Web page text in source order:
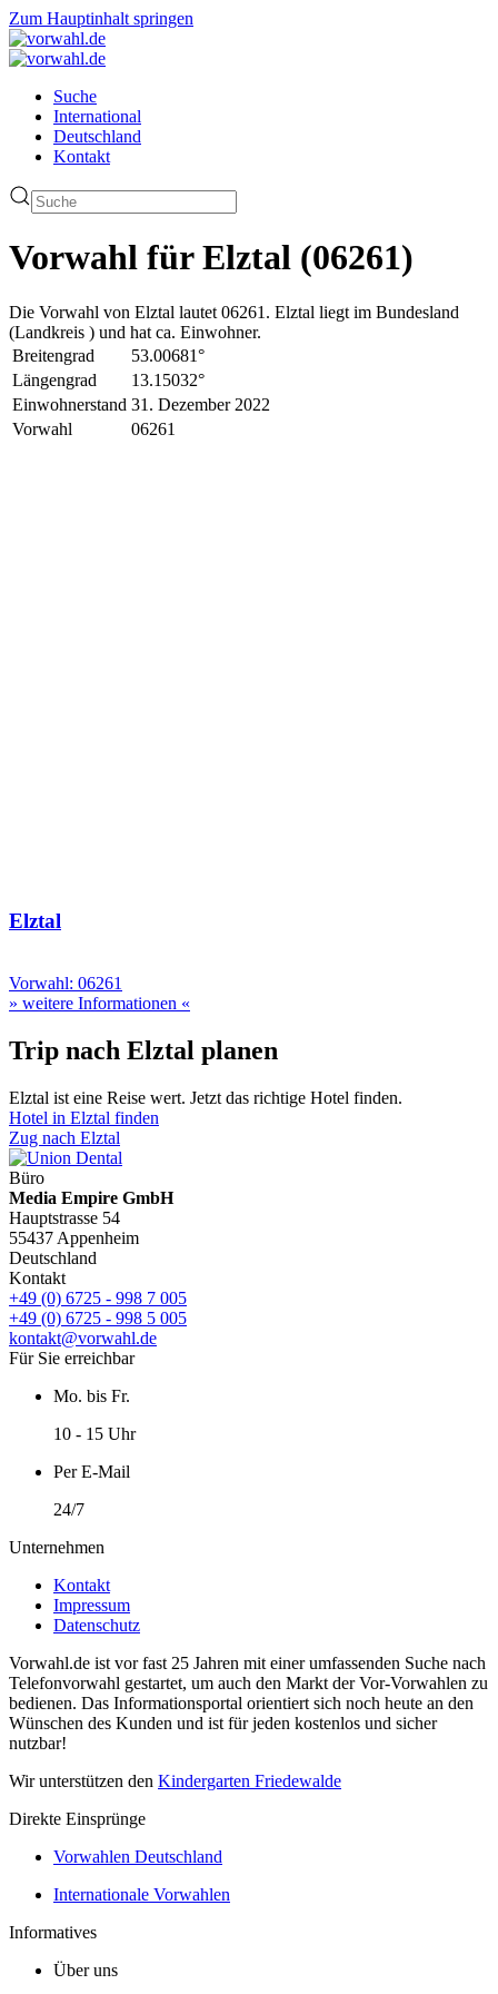
Zum Hauptinhalt springen
Suche
International
Deutschland
Kontakt
Vorwahl für Elztal (06261)
Die Vorwahl von Elztal lautet 06261. Elztal liegt im Bundesland
(Landkreis ) und hat ca. Einwohner.
Breitengrad
53.00681°
Längengrad
13.15032°
Einwohnerstand 31. Dezember 2022
Vorwahl
06261
Elztal
Vorwahl: 06261
» weitere Informationen «
Trip nach Elztal planen
Elztal ist eine Reise wert. Jetzt das richtige Hotel finden.
Hotel in Elztal finden
Zug nach Elztal
Büro
Media Empire GmbH
Hauptstrasse 54
55437 Appenheim
Deutschland
Kontakt
+49 (0) 6725 - 998 7 005
+49 (0) 6725 - 998 5 005
kontakt@vorwahl.de
Für Sie erreichbar
Mo. bis Fr.
10 - 15 Uhr
Per E-Mail
24/7
Unternehmen
Kontakt
Impressum
Datenschutz
Vorwahl.de ist vor fast 25 Jahren mit einer umfassenden Suche nach
Telefonvorwahl gestartet, um auch den Markt der Vor-Vorwahlen zu
bedienen. Das Informationsportal orientiert sich noch heute an den
Wünschen des Kunden und ist für jeden kostenlos und sicher
nutzbar!
Wir unterstützen den Kindergarten Friedewalde
Direkte Einsprünge
Vorwahlen Deutschland
Internationale Vorwahlen
Informatives
Über uns